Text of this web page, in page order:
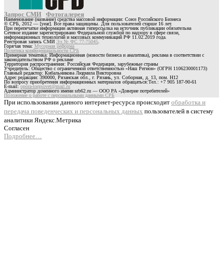
Запрос СМИ Фотогалерея
Наименование (название) средства массовой информации: Союз Российского Бизнеса
© СРБ, 2012 — [year]. Все права защищены. Для пользователей старше 16 лет.
При перепечатке информации активная гиперссылка на источник публикации обязательна
Сетевое издание зарегистрировано Федеральной службой по надзору в сфере связи,
информационных технологий и массовых коммуникаций РФ 11.02.2019 года.
Реестровая запись СМИ Эл № ФС 77-75045
Горячая тема: Мусорная реформа
Политика конфиденциальности СРБ
Примерная тематика: Информационная (новости бизнеса и аналитика), реклама в соответствии с
законодательством РФ о рекламе
Территория распространения: Российская Федерация, зарубежные страны
Учредитель: Общество с ограниченной ответственностью «Наш Регион» (ОГРН 1106230001173)
Главный редактор: Кибальникова Людмила Викторовна
Адрес редакции: 390000, Рязанская обл., г. Рязань, ул. Соборная, д. 13, пом. Н12
По вопросу приобретения информационных материалов обращаться:Тел.: +7 905 187-90-61
E-mail:opora-torgsovet@mail.ru
Администратор доменного имени srb62.ru — ООО РА «Доверие потребителей»
Положение о работе с персональными данными СРБ
При использовании данного интернет-ресурса происходит обработка и
передача поведенческих и персональных данных пользователей в систему
аналитики Яндекс.Метрика
Согласен
Подробнее…